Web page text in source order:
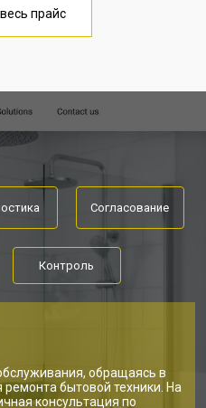
от 3590 ₽
от 5250 ₽
от 3900 ₽
от 3749 ₽ Заказать
прайс
Согласование
Контроль
обращаясь в
бытовой техники. На
консультация по